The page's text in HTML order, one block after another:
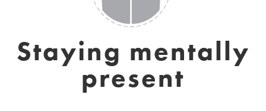
Staying mentally
present